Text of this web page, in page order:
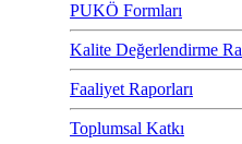
PUKÖ Formları
Kalite Değerlendirme
Faaliyet Raporları
Toplumsal Katkı